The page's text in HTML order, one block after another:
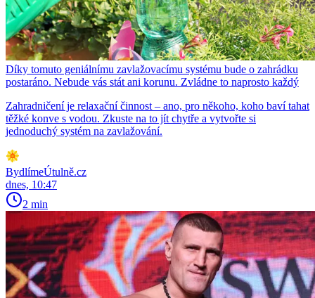
Díky tomuto geniálnímu zavlažovacímu systému bude o zahrádku
postaráno. Nebude vás stát ani korunu. Zvládne to naprosto každý
Zahradničení je relaxační činnost – ano, pro někoho, koho baví tahat
těžké konve s vodou. Zkuste na to jít chytře a vytvořte si
jednoduchý systém na zavlažování.
BydlímeÚtulně.cz
dnes, 10:47
2 min